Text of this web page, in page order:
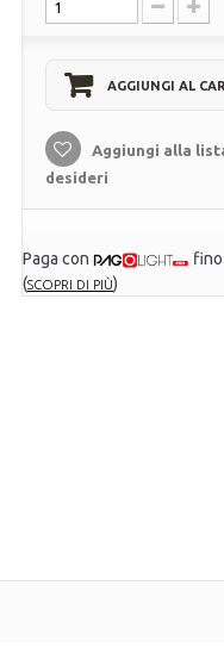
AGGIUNGI AL
Aggiungi alla
desideri
Paga con
fino
(SCOPRI DI PIÙ)